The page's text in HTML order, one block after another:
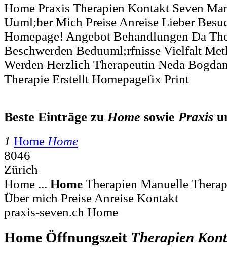
Home Praxis Therapien Kontakt Seven
Uuml;ber Mich Preise Anreise Lieber
Homepage! Angebot Behandlungen Da
Beschwerden Beduuml;rfnisse Vielfalt
Werden Herzlich Therapeutin Neda
Therapie Erstellt Homepagefix Print
Beste Einträge zuHome sowie Praxis
1 Home Home
8046
Zürich
Home ... Home Therapien Manuelle
Über mich Preise Anreise Kontakt
praxis-seven.ch Home
Home Öffnungszeit Therapien